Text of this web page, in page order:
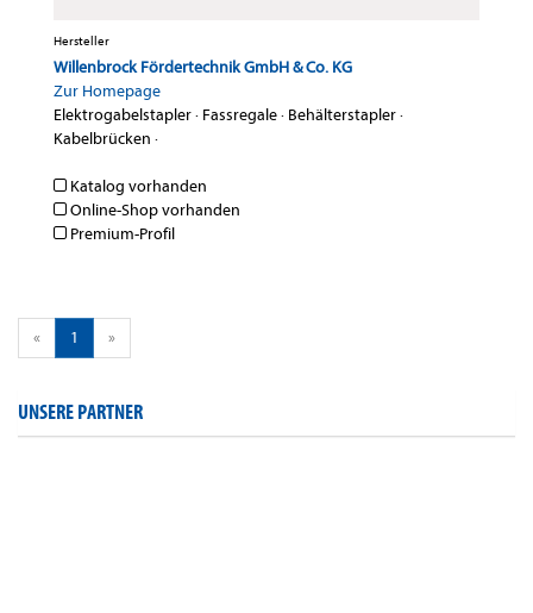
Hersteller
Willenbrock Fördertechnik GmbH & Co. KG
Zur Homepage
Elektrogabelstapler· Fassregale· Behälterstapler·
Kabelbrücken ·
Katalog vorhanden
Online-Shop vorhanden
Premium-Profil
« 1 »
UNSERE PARTNER